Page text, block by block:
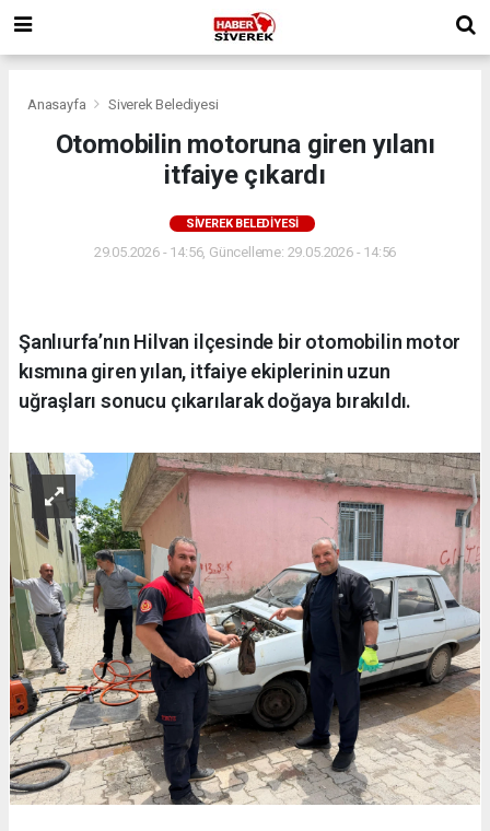
Anasayfa Siverek Belediyesi
Otomobilin motoruna giren yılanı
itfaiye çıkardı
SIVEREK BELEDIYESI
29.05.2026 - 14:56, Güncelleme: 29.05.2026 - 14:56
Şanlıurfa’nın Hilvan ilçesinde bir otomobilin motor
kısmına giren yılan, itfaiye ekiplerinin uzun
uğraşları sonucu çıkarılarak doğaya bırakıldı.